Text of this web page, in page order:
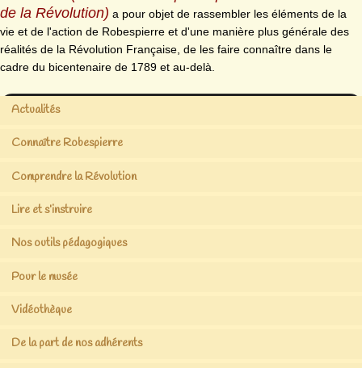
de la Révolution) a pour objet de rassembler les éléments de la
vie et de l'action de Robespierre et d'une manière plus générale des
réalités de la Révolution Française, de les faire connaître dans le
cadre du bicentenaire de 1789 et au-delà.
Actualités
Connaître Robespierre
Comprendre la Révolution
Lire et s’instruire
Nos outils pédagogiques
Pour le musée
Vidéothèque
De la part de nos adhérents